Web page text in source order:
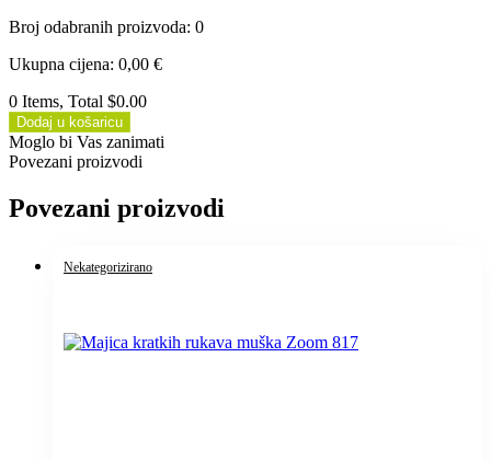
Broj odabranih proizvoda: 0
Ukupna cijena: 0,00 €
0 Items, Total $0.00
Dodaj u košaricu
Moglo bi Vas zanimati
Povezani proizvodi
Povezani proizvodi
Nekategorizirano